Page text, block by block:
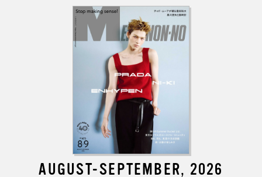
AUGUST-SEPTEMBER, 2026